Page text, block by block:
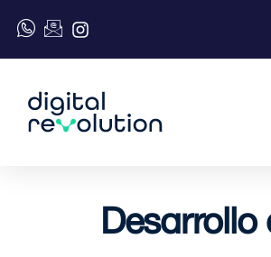
Desarrollo